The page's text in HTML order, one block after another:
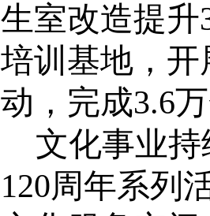
生室改造提升
培训基地，
动，完成3.6
文化事业持
120周年系列